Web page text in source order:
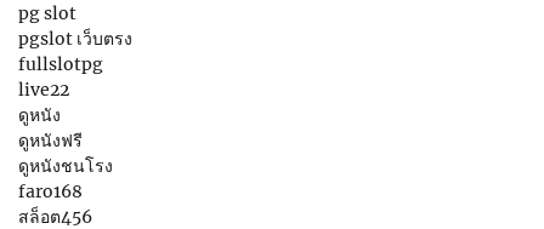
pg slot
pgslot เว็บตรง
fullslotpg
live22
ดูหนัง
ดูหนังฟรี
ดูหนังชนโรง
faro168
สล็อต456